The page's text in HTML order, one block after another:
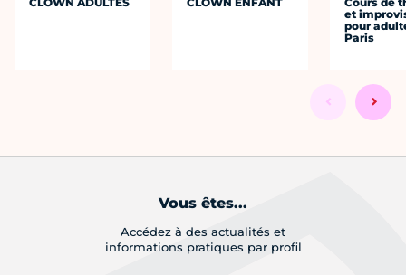
et
pour
Paris
Vous êtes...
Accédez à des actualités et
informations pratiques par profil